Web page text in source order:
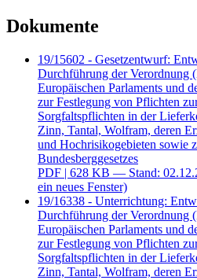
Dokumente
19/15602 - Gesetzentwurf:
Durchführung der Verordnung
Europäischen Parlaments und
zur Festlegung von Pflichten
Sorgfaltspflichten in der
Zinn, Tantal, Wolfram, deren
und Hochrisikogebieten sowie
Bundesberggesetzes
PDF | 628 KB — Stand:
ein neues Fenster)
19/16338 - Unterrichtung:
Durchführung der Verordnung
Europäischen Parlaments und
zur Festlegung von Pflichten
Sorgfaltspflichten in der
Zinn, Tantal, Wolfram, deren